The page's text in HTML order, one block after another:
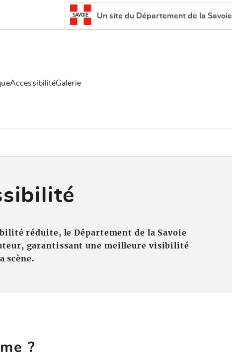
Un site du Département de la Savoie
AccessibilitéGalerie
réduite, le Département de la Savoie
garantissant une meilleure visibilité
scène.
?